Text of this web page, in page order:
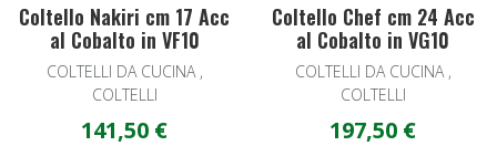
Coltello Nakiri cm 17 Acc
al Cobalto in VF10
COLTELLI DA CUCINA ,
COLTELLI
141,50 €
Coltello Chef cm 24 Acc
al Cobalto in VG10
COLTELLI DA CUCINA ,
COLTELLI
197,50 €